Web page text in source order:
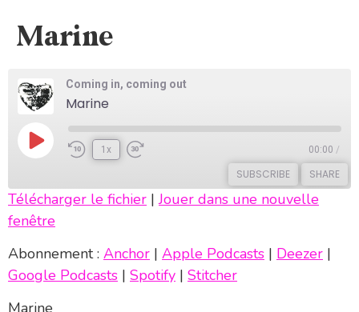
Marine
Coming in, coming out
Marine
1x 00:00 /
SUBSCRIBE SHARE
Anchor
Google Podcasts
Spotify Stitcher
SHARE
LINK
EMBED
Télécharger le fichier |Jouer dans une nouvelle
fenêtre
Abonnement : Anchor | Apple Podcasts | Deezer |
Google Podcasts | Spotify | Stitcher